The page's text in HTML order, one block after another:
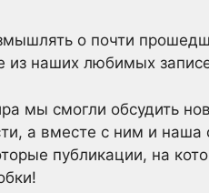
о почти
из наших любимых
мы смогли обсудить
а вместе с ним и наша
публикации, на